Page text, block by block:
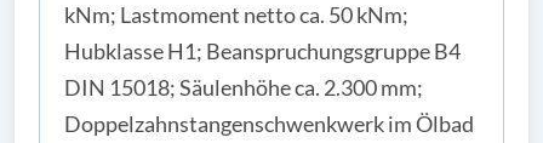
kNm; Lastmoment netto ca. 50 kNm;
Hubklasse H1; Beanspruchungsgruppe B4
DIN 15018; Säulenhöhe ca. 2.300 mm;
Doppelzahnstangenschwenkwerk im Ölbad